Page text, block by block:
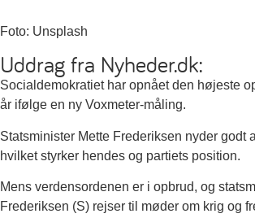
Foto: Unsplash
Uddrag fra Nyheder.dk:
Socialdemokratiet har opnået den højeste
år ifølge en ny Voxmeter-måling.
Statsminister Mette Frederiksen nyder godt
hvilket styrker hendes og partiets position.
Mens verdensordenen er i opbrud, og
Frederiksen (S) rejser til møder om krig og